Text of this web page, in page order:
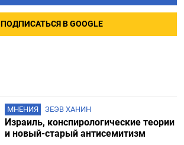
ПОДПИСАТЬСЯ В GOOGLE
МНЕНИЯ ЗЕЭВ ХАНИН
Израиль, конспирологические теории
и новый-старый антисемитизм